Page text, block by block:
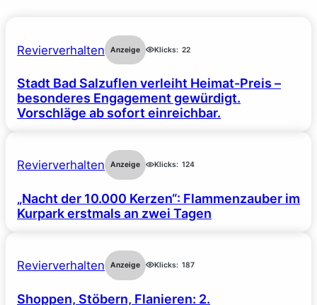
Revierverhalten Anzeige Klicks: 22
Stadt Bad Salzuflen verleiht Heimat-Preis –
besonderes Engagement gewürdigt.
Vorschläge ab sofort einreichbar.
Revierverhalten Anzeige Klicks: 124
„Nacht der 10.000 Kerzen“: Flammenzauber im
Kurpark erstmals an zwei Tagen
Revierverhalten Anzeige Klicks: 187
Shoppen, Stöbern, Flanieren: 2.